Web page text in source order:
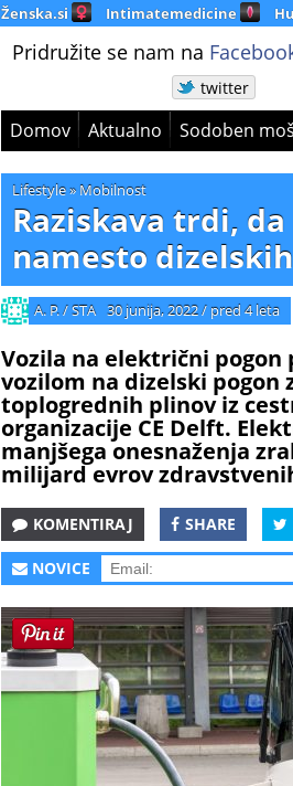
Ženska.si Intimatemedicine
Pridružite se nam na
twitter
Domov Aktualno Sodoben
Lifestyle» Mobilnost
Raziskava trdi,
namesto
A. P. / STA 30 junija, 2022/ pred 4 leta
Vozila na električni
vozilom na dizelski pogon
toplogrednih plinov iz
organizacije CE Delft.
manjšega onesnaženja
milijard evrov
KOMENTIRAJ SHARE
NOVICE